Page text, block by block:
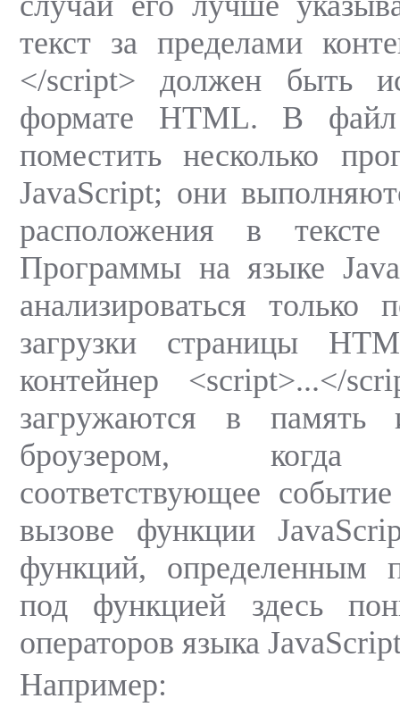
текст за пределами
</script> должен быть
формате HTML. В
поместить несколько
JavaScript; они
расположения в
Программы на языке
анализироваться
загрузки страницы
контейнер <script>...</
загружаются в память
броузером, когда
соответствующее
вызове функции
функций, определенным
под функцией здесь
операторов языка
Например: